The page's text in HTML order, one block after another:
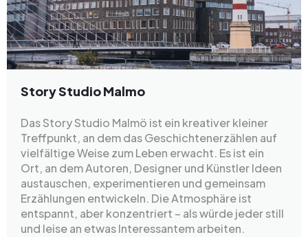
Story Studio Malmo
Das Story Studio Malmö ist ein kreativer kleiner
Treffpunkt, an dem das Geschichtenerzählen auf
vielfältige Weise zum Leben erwacht. Es ist ein
Ort, an dem Autoren, Designer und Künstler Ideen
austauschen, experimentieren und gemeinsam
Erzählungen entwickeln. Die Atmosphäre ist
entspannt, aber konzentriert – als würde jeder still
und leise an etwas Interessantem arbeiten.